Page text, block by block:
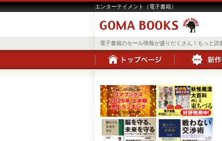
エンターテイメント（電子書籍）
電子書籍のセール情報が盛りだくさん！もっと読